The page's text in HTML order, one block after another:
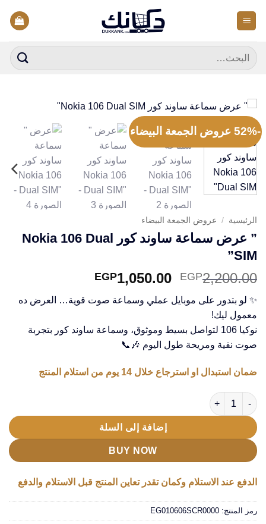
للمحتوى
البحث
عن:
-52% عروض الجمعة البيضاء
الرئيسية / عروض الجمعة البيضاء
” عرض سماعة ساوند كور Nokia 106 Dual
SIM”
EGP2,200.00
السعر
الأصلي
هو:
EGP1,050.00
هو:
✨ لو بتدور على موبايل عملي وسماعة صوت قوية… العرض ده
معمول ليك!
نوكيا 106 لتواصل بسيط وموثوق، وسماعة ساوند كور بتجربة
صوت نقية ومريحة طول اليوم 🎶📞
ضمان استبدال او استرجاع خلال 14 يوم من استلام المنتج
كمية " عرض سماعة ساوند كور Nokia 106 Dual SIM"
إضافة إلى السلة
BUY NOW
الدفع عند الاستلام وكمان تقدر تعاين المنتج قبل الاستلام والدفع
رمز المنتج: EG010606SCR0000